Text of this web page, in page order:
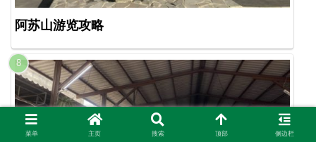
阿苏山游览攻略
菜单 主页 搜索 顶部 侧边栏